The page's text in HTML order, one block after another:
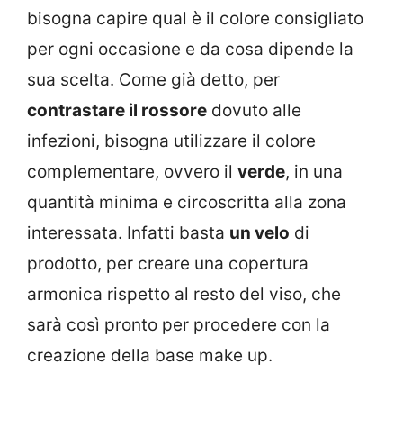
bisogna capire qual è il colore consigliato
per ogni occasione e da cosa dipende la
sua scelta. Come già detto, per
contrastare il rossore dovuto alle
infezioni, bisogna utilizzare il colore
complementare, ovvero il verde, in una
quantità minima e circoscritta alla zona
interessata. Infatti basta un velo di
prodotto, per creare una copertura
armonica rispetto al resto del viso, che
sarà così pronto per procedere con la
creazione della base make up.